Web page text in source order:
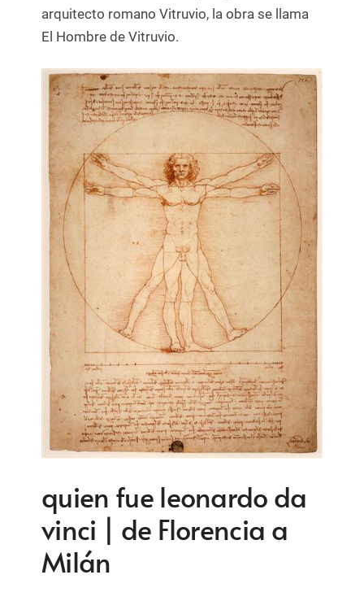
arquitecto romano Vitruvio, la obra se llama
El Hombre de Vitruvio.
quien fue leonardo da
vinci | de Florencia a
Milán